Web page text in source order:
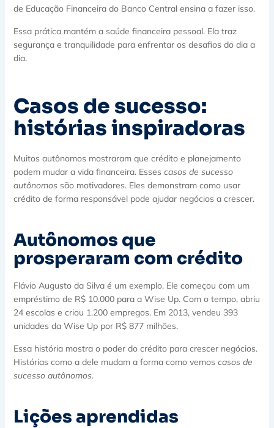
de Educação Financeira do Banco Central ensina a fazer isso.
Essa prática mantém a saúde financeira pessoal. Ela traz
segurança e tranquilidade para enfrentar os desafios do dia a
dia.
Casos de sucesso:
histórias inspiradoras
Muitos autônomos mostraram que crédito e planejamento
podem mudar a vida financeira. Esses casos de sucesso
autônomossão motivadores. Eles demonstram como usar
crédito de forma responsável pode ajudar negócios a crescer.
Autônomos que
prosperaram com crédito
Flávio Augusto da Silva é um exemplo. Ele começou com um
empréstimo de R$ 10.000 para a Wise Up. Com o tempo, abriu
24 escolas e criou 1.200 empregos. Em 2013, vendeu 393
unidades da Wise Up por R$ 877 milhões.
Essa história mostra o poder do crédito para crescer negócios.
Histórias como a dele mudam a forma como vemos casos de
sucesso autônomos.
Lições aprendidas